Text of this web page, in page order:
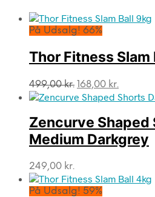
På Udsalg! 66%
Thor Fitness Slam
499,00kr. Den
oprindelige
var:
499,00 kr..
168,00 kr.
aktuelle
er:
168,00
Zencurve Shaped
Medium Darkgrey
249,00 kr.
På Udsalg! 59%